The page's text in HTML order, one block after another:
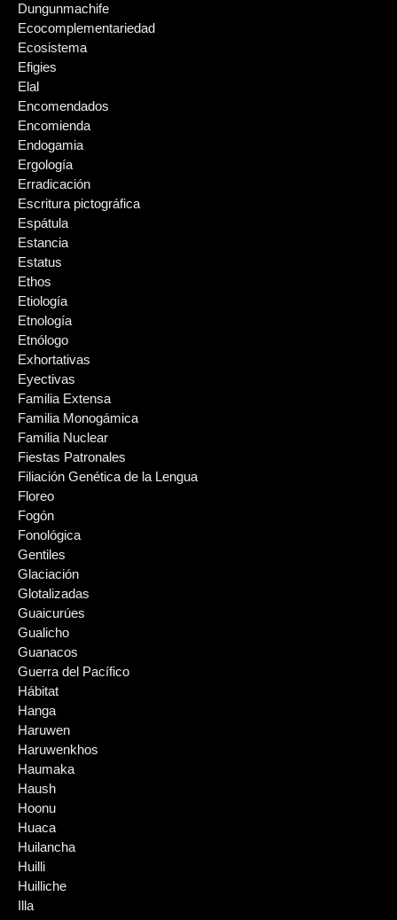
Dungunmachife
Ecocomplementariedad
Ecosistema
Efigies
Elal
Encomendados
Encomienda
Endogamia
Ergología
Erradicación
Escritura pictográfica
Espátula
Estancia
Estatus
Ethos
Etiología
Etnología
Etnólogo
Exhortativas
Eyectivas
Familia Extensa
Familia Monogámica
Familia Nuclear
Fiestas Patronales
Filiación Genética de la Lengua
Floreo
Fogón
Fonológica
Gentiles
Glaciación
Glotalizadas
Guaicurúes
Gualicho
Guanacos
Guerra del Pacífico
Hábitat
Hanga
Haruwen
Haruwenkhos
Haumaka
Haush
Hoonu
Huaca
Huilancha
Huilli
Huilliche
Illa